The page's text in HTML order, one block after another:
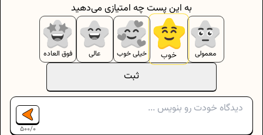
ثبت
معمولی خوب خیلی خوب عالی فوق العاده
به این پست چه امتیازی می‌دهید
500/0